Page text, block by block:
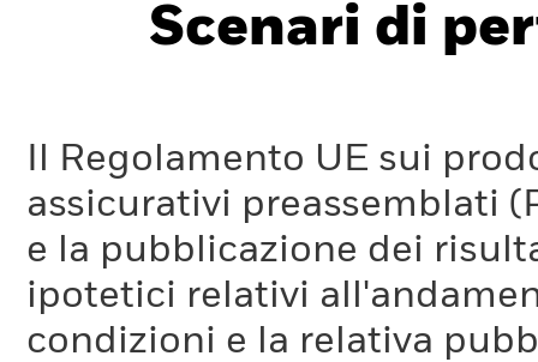
Scenari di
Il Regolamento UE sui
assicurativi preassemblati
e la pubblicazione dei
ipotetici relativi
condizioni e la relativa